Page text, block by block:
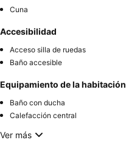
Cuna
Accesibilidad
Acceso silla de ruedas
Baño accesible
Equipamiento de la habitación
Baño con ducha
Calefacción central
Ver más